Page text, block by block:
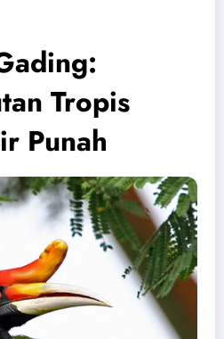
Tropis
Punah